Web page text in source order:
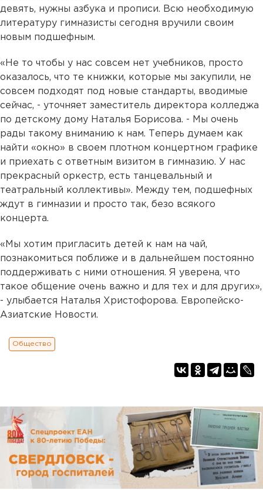
девять, нужны азбука и прописи. Всю необходимую
литературу гимназисты сегодня вручили своим
новым подшефным.
«Не то чтобы у нас совсем нет учебников, просто
оказалось, что те книжки, которые мы закупили, не
совсем подходят под новые стандарты, вводимые
сейчас, - уточняет заместитель директора колледжа
по детскому дому Наталья Борисова. - Мы очень
рады такому вниманию к нам. Теперь думаем как
найти «окно» в своем плотном концертном графике
и приехать с ответным визитом в гимназию. У нас
прекрасный оркестр, есть танцевальный и
театральный коллективы». Между тем, подшефных
ждут в гимназии и просто так, безо всякого
концерта.
«Мы хотим пригласить детей к нам на чай,
познакомиться поближе и в дальнейшем постоянно
поддерживать с ними отношения. Я уверена, что
такое общение очень важно и для тех и для других»,
- улыбается Наталья Христофорова. Европейско-
Азиатские Новости.
Общество